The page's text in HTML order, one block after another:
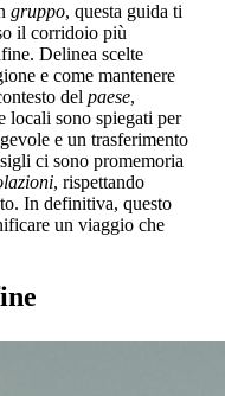
gruppo, questa guida ti
il corridoio più
Delinea scelte
e come mantenere
del paese,
locali sono spiegati per
e un trasferimento
ci sono promemoria
, rispettando
In definitiva, questo
un viaggio che